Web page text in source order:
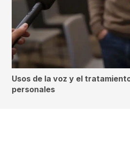
Usos de la voz y el
personales